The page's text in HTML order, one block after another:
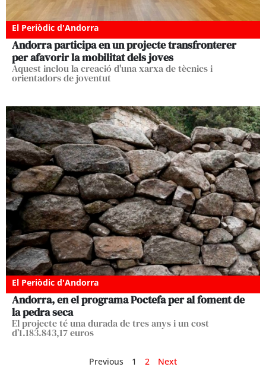
El Periòdic d'Andorra
Andorra participa en un projecte transfronterer
per afavorir la mobilitat dels joves
Aquest inclou la creació d'una xarxa de tècnics i
orientadors de joventut
El Periòdic d'Andorra
Andorra, en el programa Poctefa per al foment de
la pedra seca
El projecte té una durada de tres anys i un cost
d’1.183.843,17 euros
Previous 1 2 Next